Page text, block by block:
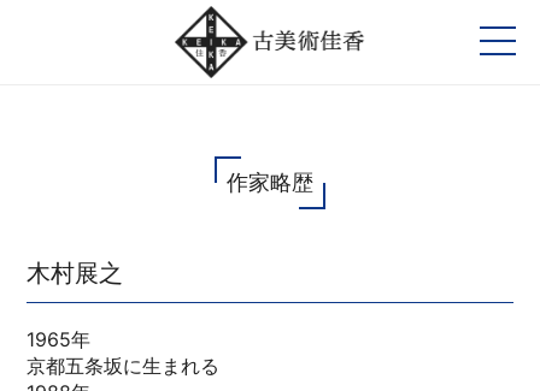
作家略歴
木村展之
1965年
京都五条坂に生まれる